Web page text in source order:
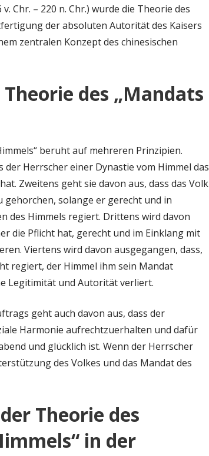
Chr. – 220 n. Chr.) wurde die Theorie des
der absoluten Autorität des Kaisers
zentralen Konzept des chinesischen
des „Mandats
beruht auf mehreren Prinzipien.
der Herrscher einer Dynastie vom Himmel das
Zweitens geht sie davon aus, dass das Volk
gehorchen, solange er gerecht und in
des Himmels regiert. Drittens wird davon
die Pflicht hat, gerecht und im Einklang mit
Viertens wird davon ausgegangen, dass,
regiert, der Himmel ihm sein Mandat
Legitimität und Autorität verliert.
geht auch davon aus, dass der
Harmonie aufrechtzuerhalten und dafür
und glücklich ist. Wenn der Herrscher
des Volkes und das Mandat des
Theorie des
in der